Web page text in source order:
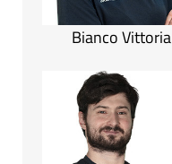
Bianco Vittoria